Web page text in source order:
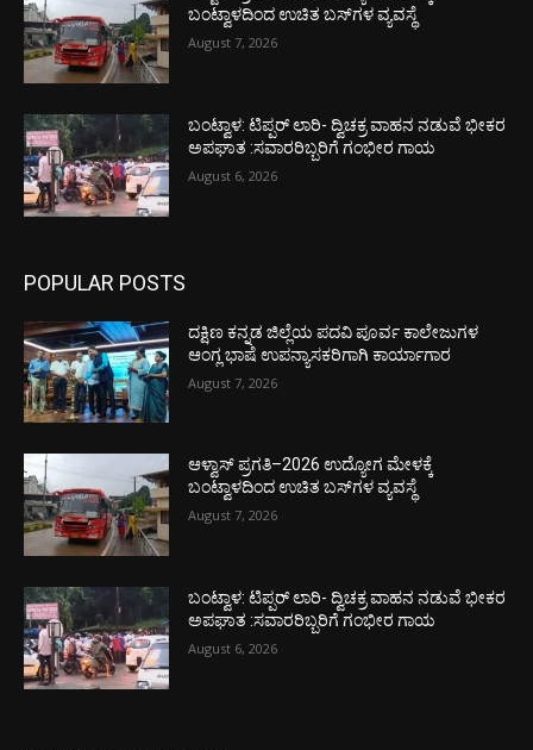
ಬಂಟ್ವಾಳದಿಂದ ಉಚಿತ ಬಸ್‌ಗಳ ವ್ಯವಸ್ಥೆ
August 7, 2026
ಬಂಟ್ವಾಳ: ಟಿಪ್ಪರ್ ಲಾರಿ- ದ್ವಿಚಕ್ರ ವಾಹನ ನಡುವೆ ಭೀಕರ
ಅಪಘಾತ :ಸವಾರರಿಬ್ಬರಿಗೆ ಗಂಭೀರ ಗಾಯ
August 6, 2026
POPULAR POSTS
ದಕ್ಷಿಣ ಕನ್ನಡ ಜಿಲ್ಲೆಯ ಪದವಿ ಪೂರ್ವ ಕಾಲೇಜುಗಳ
ಆಂಗ್ಲ ಭಾಷೆ ಉಪನ್ಯಾಸಕರಿಗಾಗಿ ಕಾರ್ಯಾಗಾರ
August 7, 2026
ಆಳ್ವಾಸ್ ಪ್ರಗತಿ–2026 ಉದ್ಯೋಗ ಮೇಳಕ್ಕೆ
ಬಂಟ್ವಾಳದಿಂದ ಉಚಿತ ಬಸ್‌ಗಳ ವ್ಯವಸ್ಥೆ
August 7, 2026
ಬಂಟ್ವಾಳ: ಟಿಪ್ಪರ್ ಲಾರಿ- ದ್ವಿಚಕ್ರ ವಾಹನ ನಡುವೆ ಭೀಕರ
ಅಪಘಾತ :ಸವಾರರಿಬ್ಬರಿಗೆ ಗಂಭೀರ ಗಾಯ
August 6, 2026